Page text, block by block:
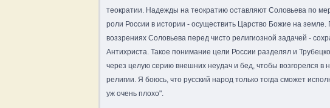
теократии. Надежды на теократию оставляют Соловьева по
роли России в истории - осуществить Царство Божие на
воззрениях Соловьева перед чисто религиозной задачей -
Антихриста. Такое понимание цели России разделял и
через целую серию внешних неудач и бед, чтобы возгорелся в
религии. Я боюсь, что русский народ только тогда сможет
уж очень плохо".